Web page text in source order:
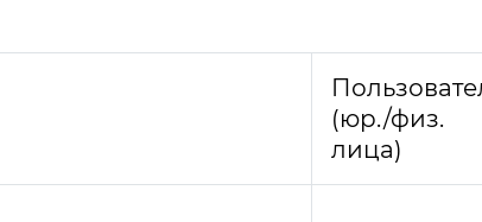
(юр./физ.
лица)